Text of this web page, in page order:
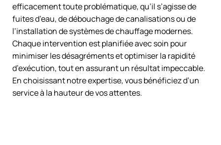
efficacement toute problématique, qu’il s’agisse de
fuites d’eau, de débouchage de canalisations ou de
l’installation de systèmes de chauffage modernes.
Chaque intervention est planifiée avec soin pour
minimiser les désagréments et optimiser la rapidité
d’exécution, tout en assurant un résultat impeccable.
En choisissant notre expertise, vous bénéficiez d’un
service à la hauteur de vos attentes.